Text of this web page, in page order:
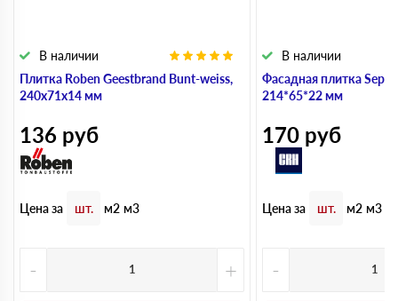
Плитка Roben Geestbrand Bunt-weiss,
240х71х14 мм
В наличии
136 руб
Цена за шт. м2 м3
- +
Фасадная плитка Sepia
214*65*22 мм
В наличии
170 руб
Цена за шт. м2 м3
-